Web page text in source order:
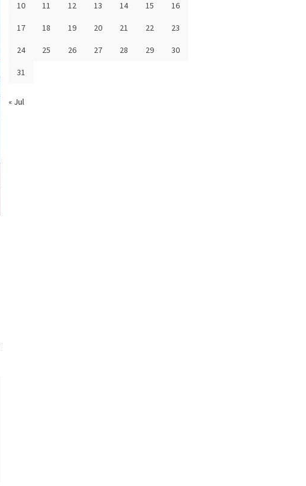
10 11 12 13 14 15 16
17 18 19 20 21 22 23
24 25 26 27 28 29 30
31
« Jul